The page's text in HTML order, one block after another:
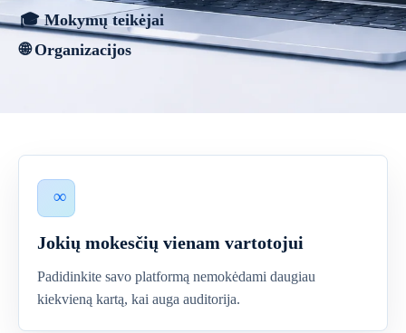
🎓 Mokymų teikėjai
🌐 Organizacijos
Jokių mokesčių vienam vartotojui
Padidinkite savo platformą nemokėdami daugiau
kiekvieną kartą, kai auga auditorija.